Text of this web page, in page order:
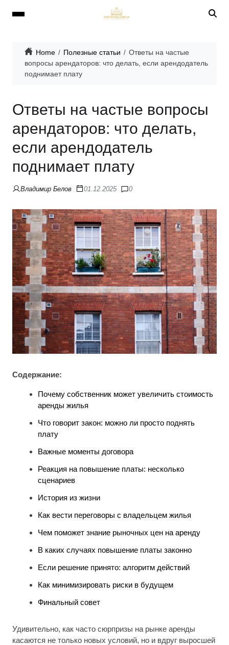
Home Полезные статьи
Ответы на частые
вопросы арендаторов: что делать, если арендодатель
поднимает плату
Ответы на частые вопросы
арендаторов: что делать,
если арендодатель
поднимает плату
Владимир Белов 01.12.2025 0
Содержание:
Почему собственник может увеличить стоимость
аренды жилья
Что говорит закон: можно ли просто поднять
плату
Важные моменты договора
Реакция на повышение платы: несколько
сценариев
История из жизни
Как вести переговоры с владельцем жилья
Чем поможет знание рыночных цен на аренду
В каких случаях повышение платы законно
Если решение принято: алгоритм действий
Как минимизировать риски в будущем
Финальный совет
Удивительно, как часто сюрпризы на рынке аренды
касаются не только новых условий, но и вдруг выросшей